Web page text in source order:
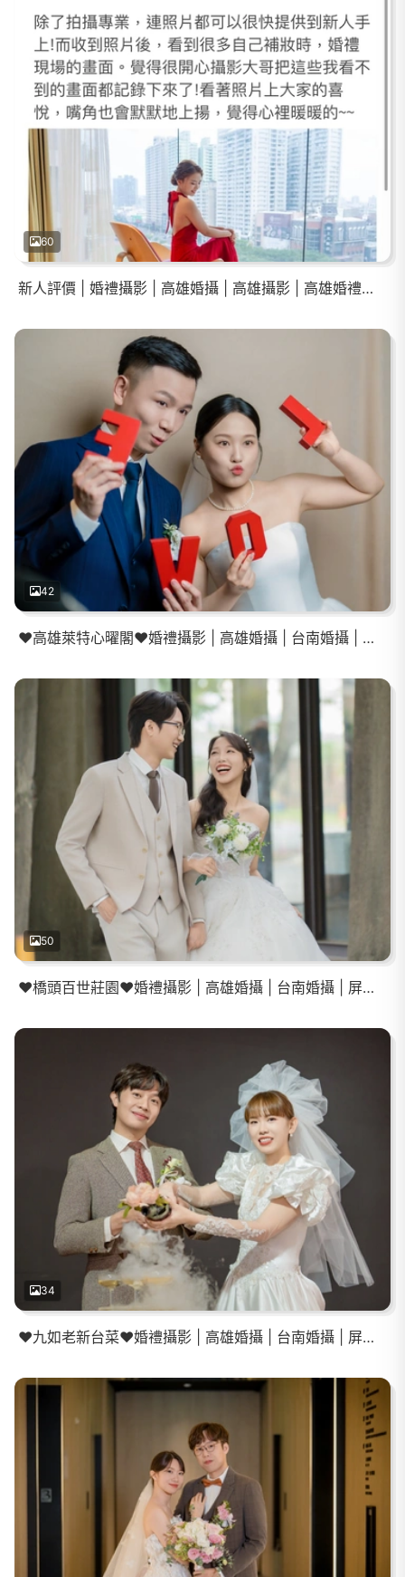
60
新人評價 | 婚禮攝影 | 高雄婚攝 | 高雄攝影 | 高雄婚禮紀錄
42
❤️高雄萊特心曜閣❤️婚禮攝影 | 高雄婚攝 | 台南婚攝 | 屏東婚攝 | 登記結婚
50
❤️橋頭百世莊園❤️婚禮攝影 | 高雄婚攝 | 台南婚攝 | 屏東婚攝 | 登記結婚 | 教會證婚
34
❤️九如老新台菜❤️婚禮攝影 | 高雄婚攝 | 台南婚攝 | 屏東婚攝 | 登記結婚 | 教會證婚